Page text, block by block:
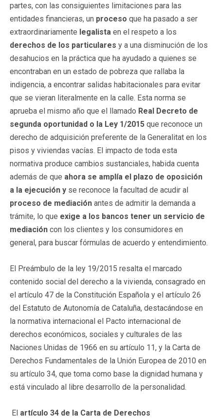
partes, con las consiguientes limitaciones para las
entidades financieras, un proceso que ha pasado a ser
extraordinariamente legalista en el respeto a los
derechos de los particulares y a una disminución de los
desahucios en la práctica que ha ayudado a quienes se
encontraban en un estado de pobreza que rallaba la
indigencia, a encontrar salidas habitacionales para evitar
que se vieran literalmente en la calle. Esta norma se
aprueba el mismo año que el llamado Real Decreto de
segunda oportunidad o la Ley 1/2015 que reconoce un
derecho de adquisición preferente de la Generalitat en los
pisos y viviendas vacías. El impacto de toda esta
normativa produce cambios sustanciales, habida cuenta
además de que ahora se amplía el plazo de oposición
a la ejecución y se reconoce la facultad de acudir al
proceso de mediación antes de admitir la demanda a
trámite, lo que exige a los bancos tener un servicio de
mediación con los clientes y los consumidores en
general, para buscar fórmulas de acuerdo y entendimiento.
El Preámbulo de la ley 19/2015 resalta el marcado
contenido social del derecho a la vivienda, consagrado en
el artículo 47 de la Constitución Española y el artículo 26
del Estatuto de Autonomía de Cataluña, destacándose en
la normativa internacional el Pacto internacional de
derechos económicos, sociales y culturales de las
Naciones Unidas de 1966 en su artículo 11, y la Carta de
Derechos Fundamentales de la Unión Europea de 2010 en
su artículo 34, que toma como base la dignidad humana y
está vinculado al libre desarrollo de la personalidad.
El artículo 34 de la Carta de Derechos